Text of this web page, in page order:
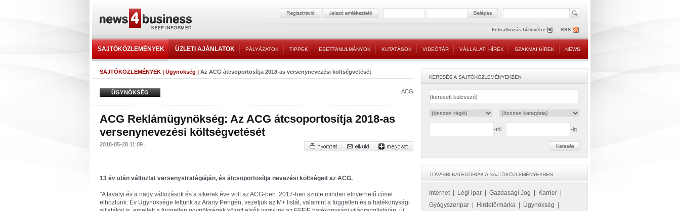
SAJTÓKÖZLEMÉNYEK ÜZLETI AJÁNLATOK PÁLYÁZATOK TIPPEK ESETTANULMÁNYOK KUTATÁSOK VIDEÓTÁR VÁLLALATI HÍREK SZAKMAI HÍREK NEWS
SAJTÓKÖZLEMÉNYEK | Ügynökség | Az ACG átcsoportosítja 2018-as versenynevezési költségvetését
ÜGYNÖKSÉG ACG
ACG Reklámügynökség: Az ACG átcsoportosítja 2018-as
versenynevezési költségvetését
2018-05-28 11:09 |
13 év után változtat versenystratégiáján, és átcsoportosítja nevezési költségeit az ACG.
"A tavalyi év a nagy változások és a sikerek éve volt az ACG-ben. 2017-ben szinte minden elnyerhető címet
elhoztunk: Év Ügynöksége lettünk az Arany Pengén, vezetjük az M+ listát, valamint a független és a hatékonysági
-tól -ig
Internet| Légi ipar Gazdasági Jog Karrier
Gyógyszeripar
Hirdető/márka Ügynökség